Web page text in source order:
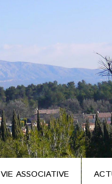
VIE ASSOCIATIVE